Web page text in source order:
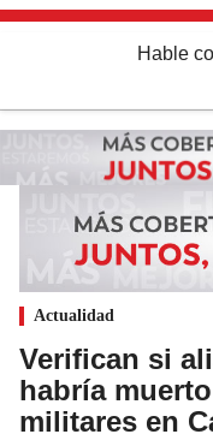
Hable
Actualidad
Verifican si
habría
militares en